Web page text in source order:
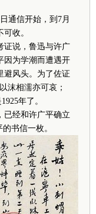
通信开始，到7月
收。
说，鲁迅与许广
因为学潮而遭遇开
避风头。为了佐证
沫相濡亦可哀；
年了。
经和许广平确立
书信一枚。